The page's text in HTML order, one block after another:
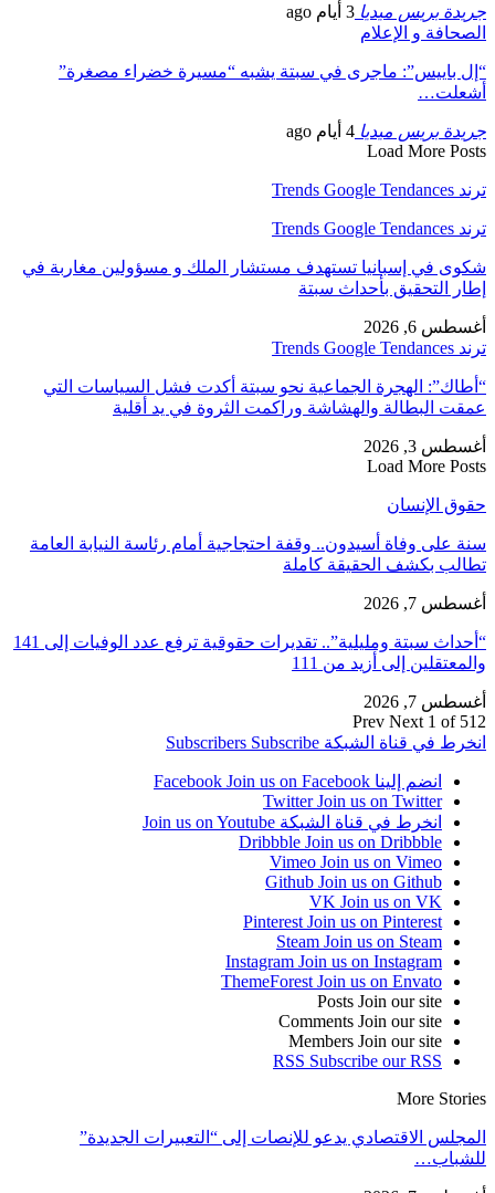
جريدة بريس ميديا 3 أيام ago
الصحافة و الإعلام
“إل باييس”: ماجرى في سبتة يشبه “مسيرة خضراء مصغرة”
أشعلت…
جريدة بريس ميديا 4 أيام ago
Load More Posts
ترند Trends Google Tendances
ترند Trends Google Tendances
شكوى في إسبانيا تستهدف مستشار الملك و مسؤولين مغاربة في
إطار التحقيق بأحداث سبتة
أغسطس 6, 2026
ترند Trends Google Tendances
“أطاك”: الهجرة الجماعية نحو سبتة أكدت فشل السياسات التي
عمقت البطالة والهشاشة وراكمت الثروة في يد أقلية
أغسطس 3, 2026
Load More Posts
حقوق الإنسان
سنة على وفاة أسيدون.. وقفة احتجاجية أمام رئاسة النيابة العامة
تطالب بكشف الحقيقة كاملة
أغسطس 7, 2026
“أحداث سبتة ومليلية”.. تقديرات حقوقية ترفع عدد الوفيات إلى 141
والمعتقلين إلى أزيد من 111
أغسطس 7, 2026
Prev Next 1 of 512
انخرط في قناة الشبكة
Subscribers Subscribe
انضم إلينا Facebook Join us on Facebook
Twitter Join us on Twitter
انخرط في قناة الشبكة Join us on Youtube
Dribbble Join us on Dribbble
Vimeo Join us on Vimeo
Github Join us on Github
VK Join us on VK
Pinterest Join us on Pinterest
Steam Join us on Steam
Instagram Join us on Instagram
ThemeForest Join us on Envato
Posts Join our site
Comments Join our site
Members Join our site
RSS Subscribe our RSS
More Stories
المجلس الاقتصادي يدعو للإنصات إلى “التعبيرات الجديدة”
للشباب…